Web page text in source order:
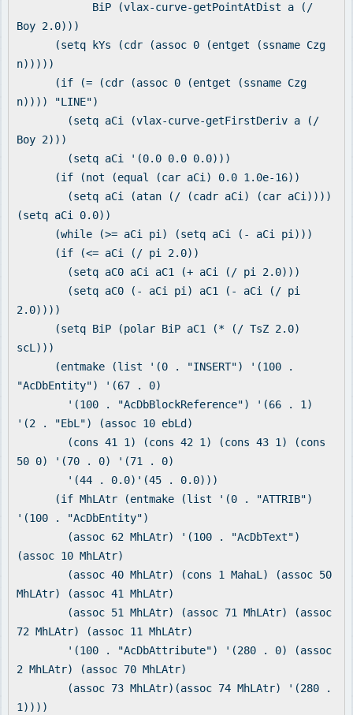
BiP (vlax-curve-getPointAtDist a (/
Boy 2.0)))
(setq kYs (cdr (assoc 0 (entget (ssname Czg
n)))))
(if (= (cdr (assoc 0 (entget (ssname Czg
n)))) "LINE")
(setq aCi (vlax-curve-getFirstDeriv a (/
Boy 2)))
(setq aCi '(0.0 0.0 0.0)))
(if (not (equal (car aCi) 0.0 1.0e-16))
(setq aCi (atan (/ (cadr aCi) (car aCi))))
(setq aCi 0.0))
(while (>= aCi pi) (setq aCi (- aCi pi)))
(if (<= aCi (/ pi 2.0))
(setq aC0 aCi aC1 (+ aCi (/ pi 2.0)))
(setq aC0 (- aCi pi) aC1 (- aCi (/ pi
2.0))))
(setq BiP (polar BiP aC1 (* (/ TsZ 2.0)
scL)))
(entmake (list '(0 . "INSERT") '(100 .
"AcDbEntity") '(67 . 0)
'(100 . "AcDbBlockReference") '(66 . 1)
'(2 . "EbL") (assoc 10 ebLd)
(cons 41 1) (cons 42 1) (cons 43 1) (cons
50 0) '(70 . 0) '(71 . 0)
'(44 . 0.0)'(45 . 0.0)))
(if MhLAtr (entmake (list '(0 . "ATTRIB")
'(100 . "AcDbEntity")
(assoc 62 MhLAtr) '(100 . "AcDbText")
(assoc 10 MhLAtr)
(assoc 40 MhLAtr) (cons 1 MahaL) (assoc 50
MhLAtr) (assoc 41 MhLAtr)
(assoc 51 MhLAtr) (assoc 71 MhLAtr) (assoc
72 MhLAtr) (assoc 11 MhLAtr)
'(100 . "AcDbAttribute") '(280 . 0) (assoc
2 MhLAtr) (assoc 70 MhLAtr)
(assoc 73 MhLAtr)(assoc 74 MhLAtr) '(280 .
1))))